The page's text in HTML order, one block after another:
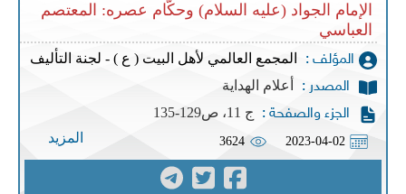
الإمام الجواد (عليه السلام) وحكّام عصره: المعتصم
العباسي
المؤلف : المجمع العالمي لأهل البيت ( ع ) - لجنة التأليف
المصدر : أعلام الهداية
الجزء والصفحة : ج 11، ص129-135
2023-04-02
3624 المزيد